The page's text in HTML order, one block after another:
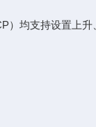
均支持设置上升